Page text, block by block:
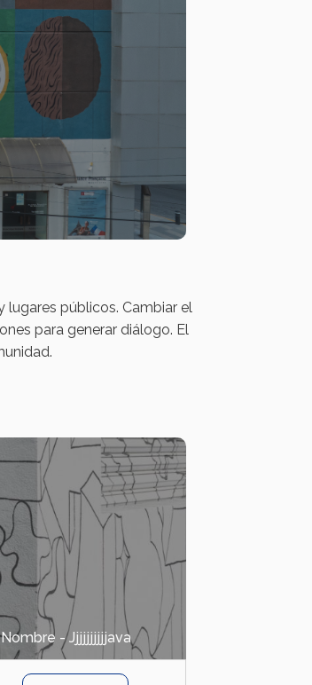
lugares públicos. Cambiar el
para generar diálogo. El
Nombre - Jjjjjjjjjjava